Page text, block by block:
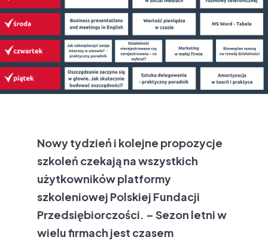
Nowy tydzień i kolejne propozycje
szkoleń czekają na wszystkich
użytkowników platformy
szkoleniowej Polskiej Fundacji
Przedsiębiorczości. – Sezon letni w
wielu firmach jest czasem